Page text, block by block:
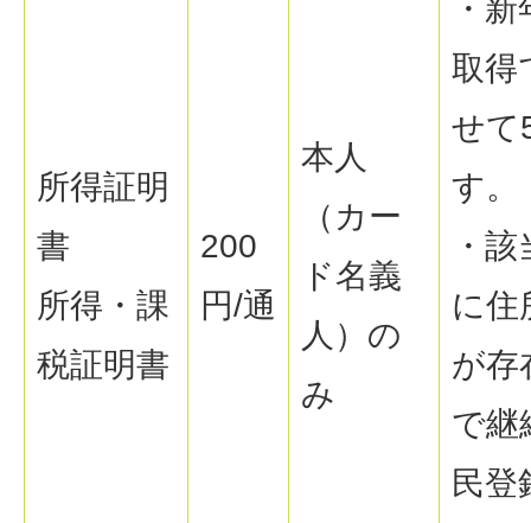
所得証明
書
所得・課
税証明書
200
円/通
本人
（カー
ド名義
人）の
み
・
取得
せて
す。
・
に住
が存
で継
民登